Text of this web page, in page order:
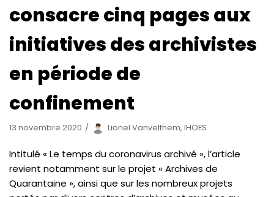
consacre cinq pages aux
initiatives des archivistes
en période de
confinement
13 novembre 2020 Lionel Vanvelthem, IHOES
Intitulé « Le temps du coronavirus archivé », l’article
revient notamment sur le projet « Archives de
Quarantaine », ainsi que sur les nombreux projets